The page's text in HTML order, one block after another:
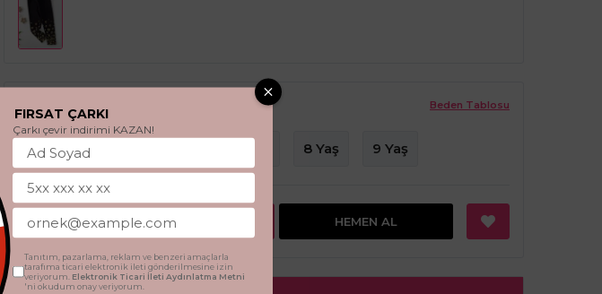
Beden Tablosu
Beden
4 Yaş 8 Yaş 9 Yaş
SEPETE EKLE HEMEN AL
FIRSAT ÇARKI
Çarkı çevir indirimi KAZAN!
Tanıtım, pazarlama, reklam ve benzeri amaçlarla
tarafıma ticari elektronik ileti gönderilmesine izin
veriyorum. Elektronik Ticari İleti Aydınlatma Metni
'ni okudum onay veriyorum.